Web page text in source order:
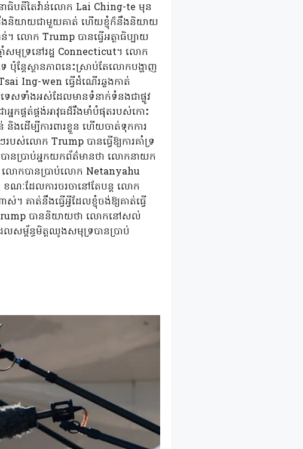
ធិបតីតៃវ៉ាន់លោក Lai Ching-te មុន
នឹងនិយាយជាមួយគាត់ ហើយខ្ញុំក៏នឹងនិយាយ
។ លោក Trump បានធ្វើអត្ថាធិប្បាយ
មុទ្រនៅរដ្ឋ Connecticut។ លោក
ន្តែស្ថានភាពនេះស្រាប់តែលោកបង្ហាញ
Ing-wen ធ្វើដំណើរឆ្លងកាត់
េសទាំងអស់ដែលមានទំនាក់ទំនងជាផ្លូវ
នកផ្គត់ផ្គង់អាវុធដ៏រឹងមាំបំផុតរបស់កោះ
ងដើម្បីការពារខ្លួន ហើយចាត់ទុកការ
ៗរបស់លោក Trump បានធ្វើឱ្យការគាំទ្រ
នប្រាប់អ្នកយកព័ត៌មានថា លោកនាយក
ា លោកបានប្រាប់លោក Netanyahu
ខណៈដែលការចរចានៅតែបន្ត លោក
គាត់នឹងធ្វើអ្វីដែលខ្ញុំចង់ឱ្យគាត់ធ្វើ
ក Trump បាននិយាយថា លោកនៅសល់
លសម្ព័ន្ធមិត្តឈូងសមុទ្របានប្រាប់